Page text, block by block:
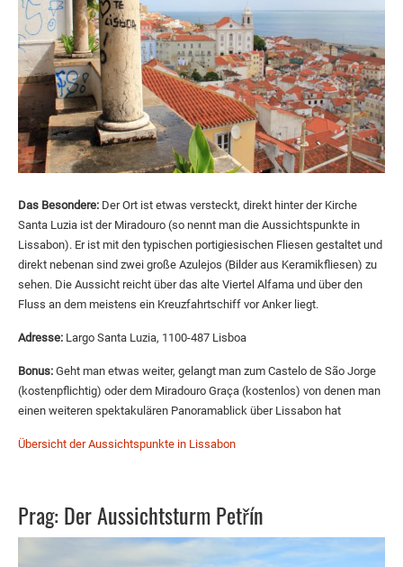
Das Besondere: Der Ort ist etwas versteckt, direkt hinter der Kirche
Santa Luzia ist der Miradouro (so nennt man die Aussichtspunkte in
Lissabon). Er ist mit den typischen portigiesischen Fliesen gestaltet und
direkt nebenan sind zwei große Azulejos (Bilder aus Keramikfliesen) zu
sehen. Die Aussicht reicht über das alte Viertel Alfama und über den
Fluss an dem meistens ein Kreuzfahrtschiff vor Anker liegt.
Adresse: Largo Santa Luzia, 1100-487 Lisboa
Bonus: Geht man etwas weiter, gelangt man zum Castelo de São Jorge
(kostenpflichtig) oder dem Miradouro Graça (kostenlos) von denen man
einen weiteren spektakulären Panoramablick über Lissabon hat
Übersicht der Aussichtspunkte in Lissabon
Prag: Der Aussichtsturm Petřín